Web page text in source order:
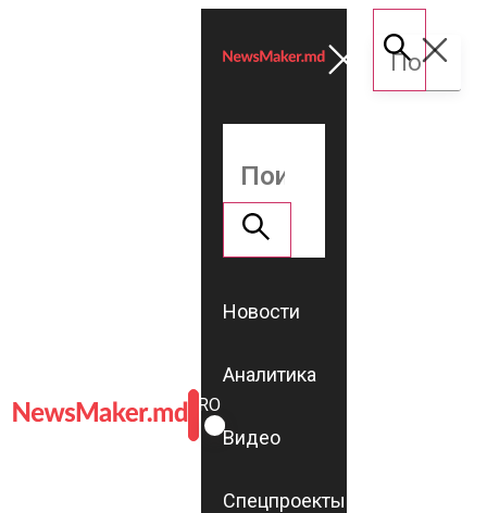
ROMÂNĂ
RU
Новости
Аналитика
Видео
Спецпроекты